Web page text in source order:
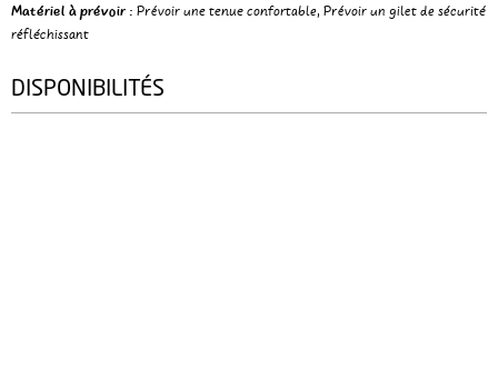
Matériel à prévoir : Prévoir une tenue confortable Prévoir un gilet de sécurité
réfléchissant
DISPONIBILITÉS